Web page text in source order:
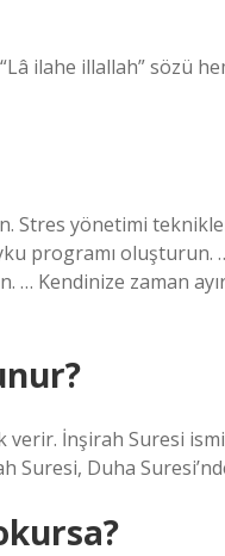
ilahe illallah” sözü
Stres yönetimi
programı oluşturun.
… Kendinize zaman
İnşirah Suresi ismi
Suresi, Duha